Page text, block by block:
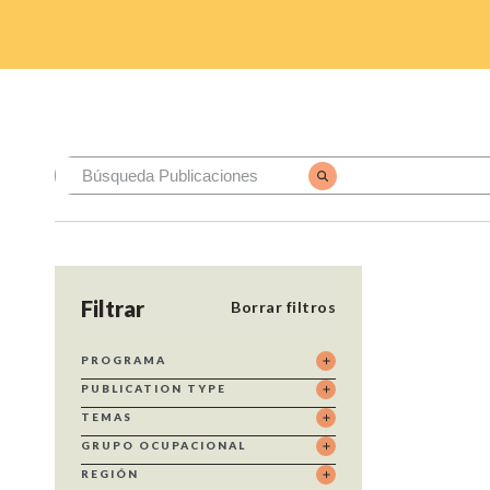
Filtrar Borrar filtros
PROGRAMA
PUBLICATION TYPE
TEMAS
GRUPO OCUPACIONAL
REGIÓN